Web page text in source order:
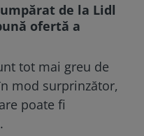
de la Lidl
ofertă a
tot mai greu de
mod surprinzător,
poate fi